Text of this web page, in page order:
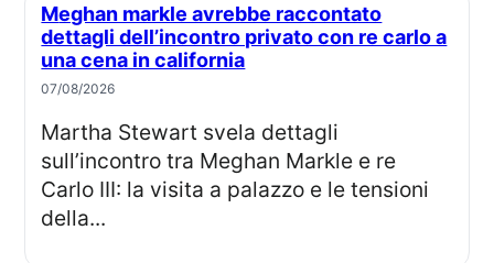
Meghan markle avrebbe raccontato
dettagli dell’incontro privato con re carlo a
una cena in california
07/08/2026
Martha Stewart svela dettagli
sull’incontro tra Meghan Markle e re
Carlo III: la visita a palazzo e le tensioni
della...